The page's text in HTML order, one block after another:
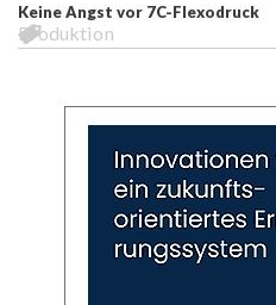
Keine Angst vor 7C-Flexodruck
Produktion